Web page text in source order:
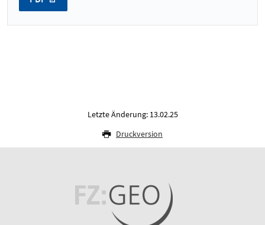
Letzte Änderung: 13.02.25
Druckversion